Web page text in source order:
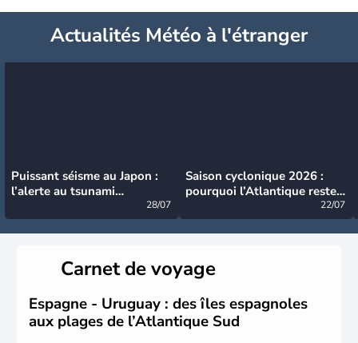
Actualités Météo à l'étranger
Puissant séisme au Japon :
l’alerte au tsunami
28/07
Saison cyclonique 2026 :
pourquoi l’Atlantique reste
22/07
Carnet de voyage
Espagne - Uruguay : des îles espagnoles
aux plages de l’Atlantique Sud